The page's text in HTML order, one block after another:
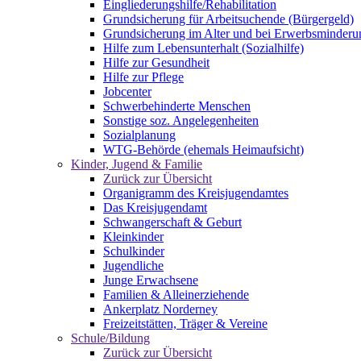
Eingliederungshilfe/Rehabilitation
Grundsicherung für Arbeitsuchende (Bürgergeld)
Grundsicherung im Alter und bei
Hilfe zum Lebensunterhalt (Sozialhilfe)
Hilfe zur Gesundheit
Hilfe zur Pflege
Jobcenter
Schwerbehinderte Menschen
Sonstige soz. Angelegenheiten
Sozialplanung
WTG-Behörde (ehemals Heimaufsicht)
Kinder, Jugend & Familie
Zurück zur Übersicht
Organigramm des Kreisjugendamtes
Das Kreisjugendamt
Schwangerschaft & Geburt
Kleinkinder
Schulkinder
Jugendliche
Junge Erwachsene
Familien & Alleinerziehende
Ankerplatz Norderney
Freizeitstätten, Träger & Vereine
Schule/Bildung
Zurück zur Übersicht